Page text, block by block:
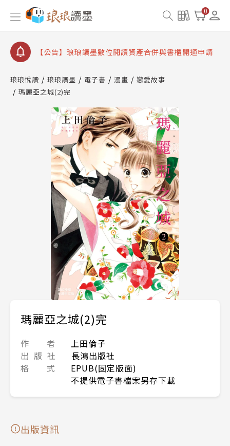
0
【公告】琅琅書店服務升級重要說明及資產合併結果
查詢
【公告】因 Readmoo 讀墨系統維護中，本站同步暫
【公告】琅琅讀墨數位閱讀資產合併與書櫃開通申請
【公告】琅琅讀墨 3 分鐘完成書櫃開通與資產合併申
請圖文教學
【公告】琅琅書店服務升級重要說明及資產合併結果
【公告】因 Readmoo 讀墨系統維護中，本站同步暫
停部分閱讀服務
琅琅悅讀 琅琅讀墨 電子書 漫畫
戀愛故事
瑪麗亞之城(2)完
瑪麗亞之城(2)完
作 者
上田倫子
出 版 社
長鴻出版社
格 式
EPUB(固定版面)
不提供電子書檔案另存下載
出版資訊